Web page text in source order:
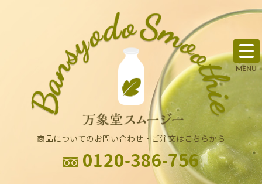
商品についてのお問い合わせ・ご注文はこちらから
0120-386-756